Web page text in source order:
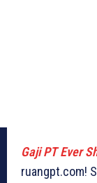
Gaji PT Ever
ruangpt.com!